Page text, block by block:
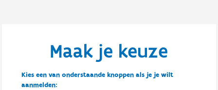
Maak je keuze
Kies een van onderstaande knoppen als je je wilt
aanmelden: